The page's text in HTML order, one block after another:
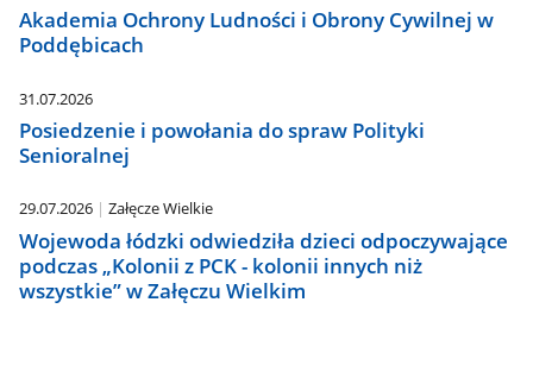
Akademia Ochrony Ludności i Obrony Cywilnej w
Poddębicach
31.07.2026
Posiedzenie i powołania do spraw Polityki
Senioralnej
29.07.2026 Załęcze Wielkie
Wojewoda łódzki odwiedziła dzieci odpoczywające
podczas „Kolonii z PCK - kolonii innych niż
wszystkie” w Załęczu Wielkim